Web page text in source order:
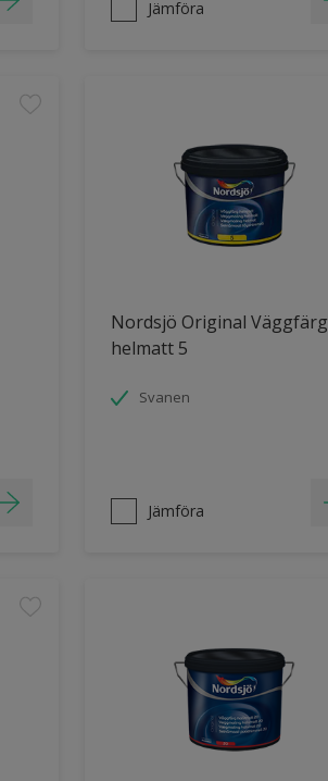
Jämföra
Nordsjö Original Väggfärg
helmatt 5
Svanen
Jämföra